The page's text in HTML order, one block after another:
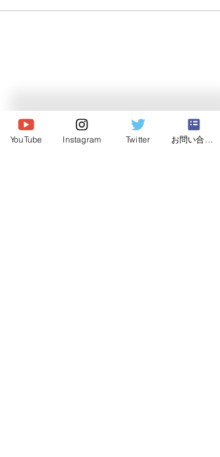
Association.Allright reserved.
YouTube Instagram Twitter